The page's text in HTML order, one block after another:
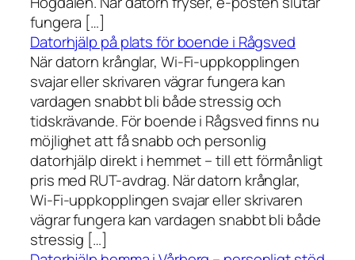
fungera […]
Datorhjälp på plats för boende i Rågsved
När datorn krånglar, Wi-Fi-uppkopplingen
svajar eller skrivaren vägrar fungera kan
vardagen snabbt bli både stressig och
tidskrävande. För boende i Rågsved finns nu
möjlighet att få snabb och personlig
datorhjälp direkt i hemmet – till ett förmånligt
pris med RUT-avdrag. När datorn krånglar,
Wi-Fi-uppkopplingen svajar eller skrivaren
vägrar fungera kan vardagen snabbt bli både
stressig […]